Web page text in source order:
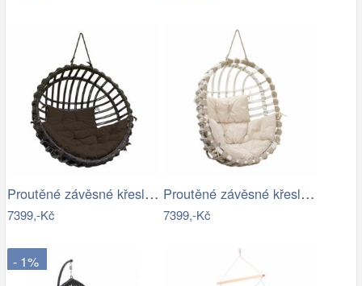
Proutěné závěsné křeslo Elis, hnědý rám…
7399,-Kč
Proutěné závěsné křeslo Lena, bílý rám…
7399,-Kč
- 1%